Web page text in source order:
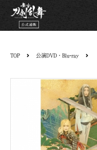
TOP 公演DVD・Blu-ray